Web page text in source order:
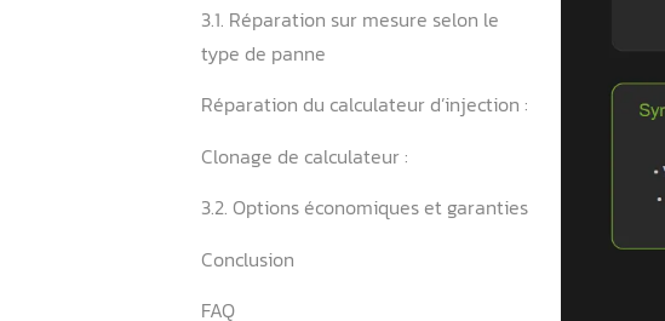
professionnel
calculateur défectueux
réparation disponibles ?